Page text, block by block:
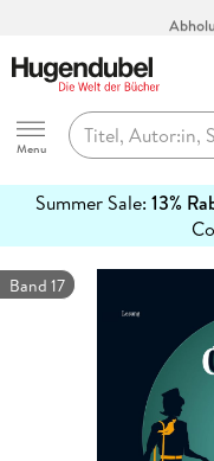
Hugendubel
Menu
Summer Sale: 13%
erfahren
Band 17